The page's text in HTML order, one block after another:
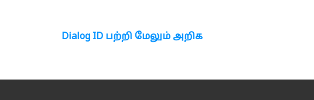
Dialog ID பற்றி மேலும் அறிக